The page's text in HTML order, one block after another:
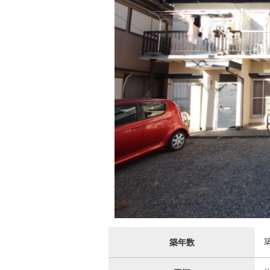
築年数